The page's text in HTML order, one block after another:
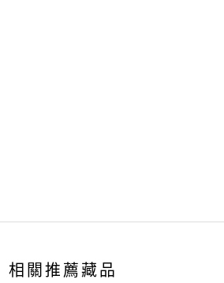
相關推薦藏品